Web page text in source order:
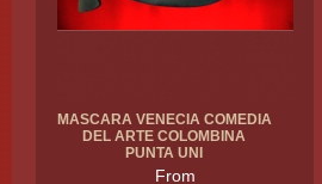
MASCARA VENECIA COMEDIA
DEL ARTE COLOMBINA
PUNTA UNI
From